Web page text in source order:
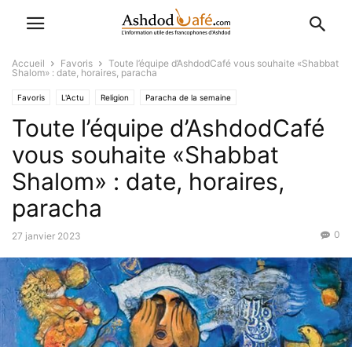
Accueil Favoris
Toute l’équipe d’AshdodCafé vous souhaite «Shabbat
Shalom» : date, horaires, paracha
Favoris L'Actu Religion Paracha de la semaine
Toute l’équipe d’AshdodCafé
vous souhaite «Shabbat
Shalom» : date, horaires,
paracha
27 janvier 2023 0